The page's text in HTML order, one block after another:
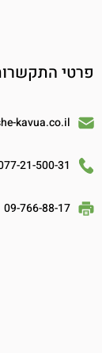
פרטי
kavua.co.il
21-500-31
09-766-88-17